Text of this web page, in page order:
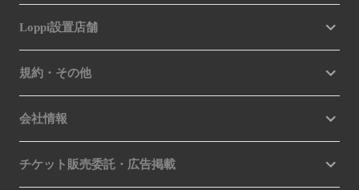
Loppi設置店舗
規約・その他
会社情報
チケット販売委託・広告掲載